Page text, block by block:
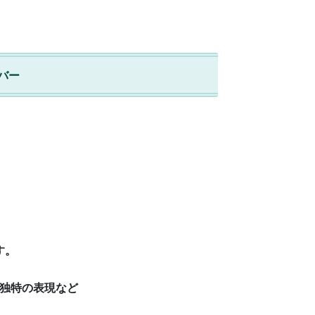
ー
特の表現など